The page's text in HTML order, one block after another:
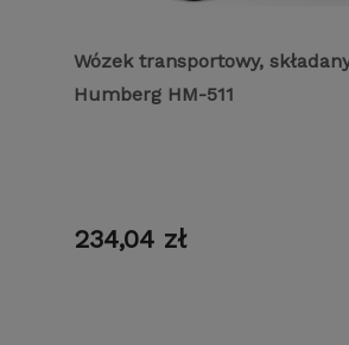
Wózek transportowy,
Humberg HM-511
234,04 zł